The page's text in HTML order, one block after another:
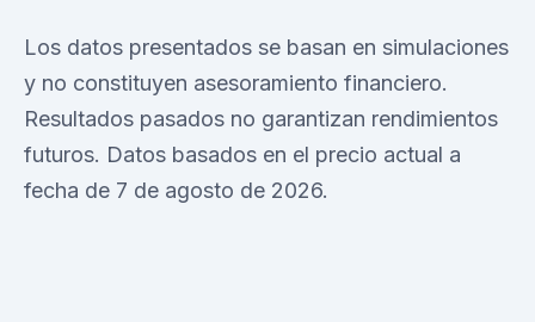
Los datos presentados se basan en simulaciones
y no constituyen asesoramiento financiero.
Resultados pasados no garantizan rendimientos
futuros. Datos basados en el precio actual a
fecha de 7 de agosto de 2026.